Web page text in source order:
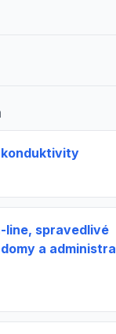
line, spravedlivé
a